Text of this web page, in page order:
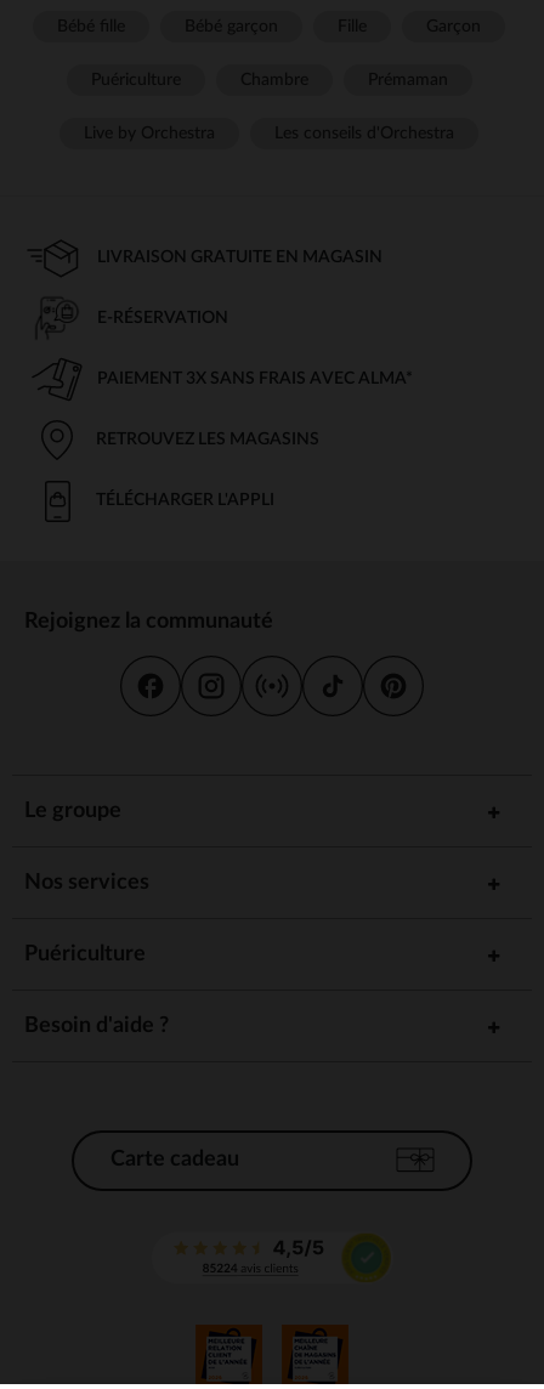
LIVRAISON GRATUITE EN MAGASIN
E-RÉSERVATION
PAIEMENT 3X SANS FRAIS AVEC ALMA*
RETROUVEZ LES MAGASINS
TÉLÉCHARGER L'APPLI
Rejoignez la communauté
Le groupe
Nos services
Puériculture
Besoin d'aide ?
Carte cadeau